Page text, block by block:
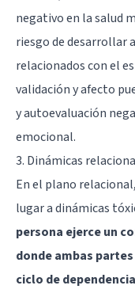
negativo en la salud
riesgo de desarrollar
relacionados con el
validación y afecto
y autoevaluación
emocional.
3. Dinámicas
En el plano
lugar a dinámicas
persona ejerce un
donde ambas
ciclo de